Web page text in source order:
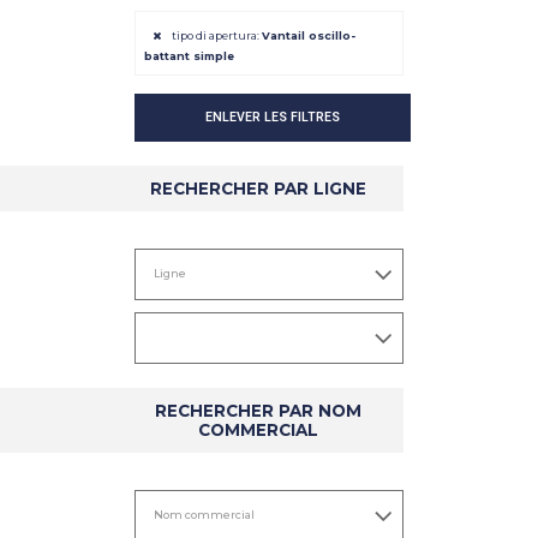
tipo di apertura:Vantail oscillo-
battant simple
ENLEVER LES FILTRES
RECHERCHER PAR LIGNE
RECHERCHER PAR NOM
COMMERCIAL